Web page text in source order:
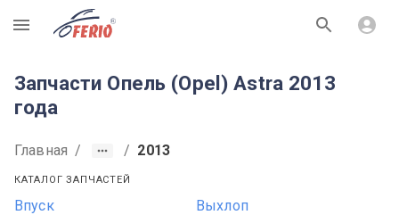
R
Запчасти Опель (Opel) Astra 2013
года
Главная / / 2013
КАТАЛОГ ЗАПЧАСТЕЙ
Впуск
Выхлоп